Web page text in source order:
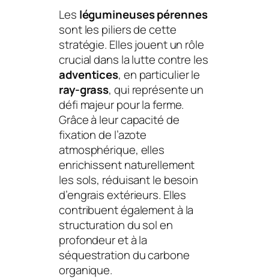
Les légumineuses pérennes
sont les piliers de cette
stratégie. Elles jouent un rôle
crucial dans la lutte contre les
adventices, en particulier le
ray-grass, qui représente un
défi majeur pour la ferme.
Grâce à leur capacité de
fixation de l’azote
atmosphérique, elles
enrichissent naturellement
les sols, réduisant le besoin
d’engrais extérieurs. Elles
contribuent également à la
structuration du sol en
profondeur et à la
séquestration du carbone
organique.